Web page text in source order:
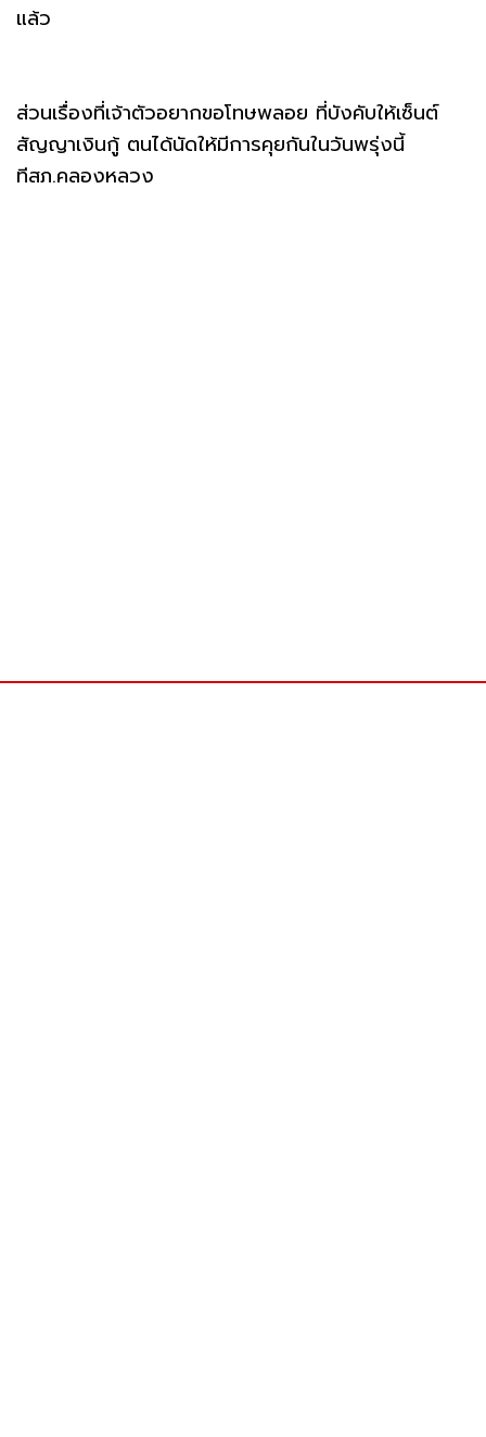
แล้ว
ส่วนเรื่องที่เจ้าตัวอยากขอโทษพลอย ที่บังคับให้เซ็นต์
สัญญาเงินกู้ ตนได้นัดให้มีการคุยกันในวันพรุ่งนี้
ทีสภ.คลองหลวง